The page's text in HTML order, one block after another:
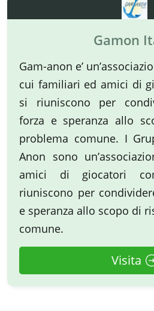
Gamon
Gam-anon e’
cui familiari ed amici di
si riuniscono per
forza e speranza allo
problema comune. I
Anon sono
amici di giocatori
riuniscono per
e speranza allo scopo di
comune.
Visita